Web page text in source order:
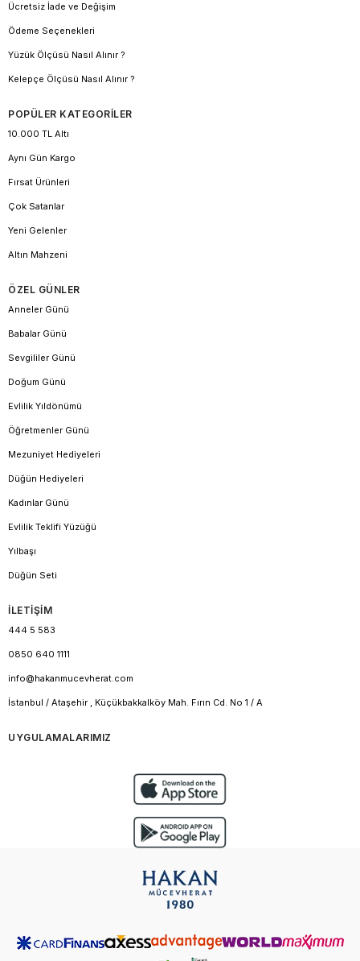
Ücretsiz İade ve Değişim
Ödeme Seçenekleri
Yüzük Ölçüsü Nasıl Alınır ?
Kelepçe Ölçüsü Nasıl Alınır ?
POPÜLER KATEGORİLER
10.000 TL Altı
Aynı Gün Kargo
Fırsat Ürünleri
Çok Satanlar
Yeni Gelenler
Altın Mahzeni
ÖZEL GÜNLER
Anneler Günü
Babalar Günü
Sevgililer Günü
Doğum Günü
Evlilik Yıldönümü
Öğretmenler Günü
Mezuniyet Hediyeleri
Düğün Hediyeleri
Kadınlar Günü
Evlilik Teklifi Yüzüğü
Yılbaşı
Düğün Seti
İLETİŞİM
444 5 583
0850 640 1111
info@hakanmucevherat.com
İstanbul / Ataşehir , Küçükbakkalköy Mah. Fırın Cd. No 1 / A
UYGULAMALARIMIZ